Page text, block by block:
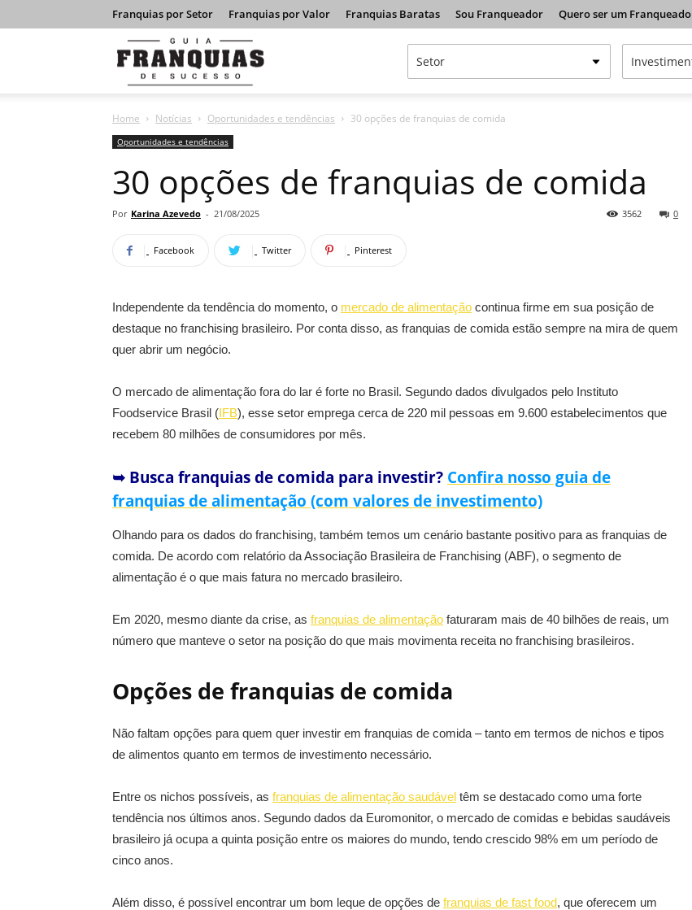
Franquias por Setor Franquias por Valor Franquias Baratas Sou Franqueador Quero ser um Franqueado
Franquias
de
Sucesso
Home Notícias Oportunidades e tendências 30 opções de franquias de comida
Oportunidades e tendências
30 opções de franquias de comida
Por Karina Azevedo - 21/08/2025 0
3562
Facebook Twitter Pinterest
Independente da tendência do momento, o mercado de alimentação continua firme em sua posição de
destaque no franchising brasileiro. Por conta disso, as franquias de comida estão sempre na mira de quem
quer abrir um negócio.
O mercado de alimentação fora do lar é forte no Brasil. Segundo dados divulgados pelo Instituto
Foodservice Brasil (IFB), esse setor emprega cerca de 220 mil pessoas em 9.600 estabelecimentos que
recebem 80 milhões de consumidores por mês.
➥ Busca franquias de comida para investir? Confira nosso guia de
franquias de alimentação (com valores de investimento)
Olhando para os dados do franchising, também temos um cenário bastante positivo para as franquias de
comida. De acordo com relatório da Associação Brasileira de Franchising (ABF), o segmento de
alimentação é o que mais fatura no mercado brasileiro.
Em 2020, mesmo diante da crise, as franquias de alimentação faturaram mais de 40 bilhões de reais, um
número que manteve o setor na posição do que mais movimenta receita no franchising brasileiros.
Opções de franquias de comida
Não faltam opções para quem quer investir em franquias de comida – tanto em termos de nichos e tipos
de alimentos quanto em termos de investimento necessário.
Entre os nichos possíveis, as franquias de alimentação saudável têm se destacado como uma forte
tendência nos últimos anos. Segundo dados da Euromonitor, o mercado de comidas e bebidas saudáveis
brasileiro já ocupa a quinta posição entre os maiores do mundo, tendo crescido 98% em um período de
cinco anos.
Além disso, é possível encontrar um bom leque de opções de franquias de fast food, que oferecem um